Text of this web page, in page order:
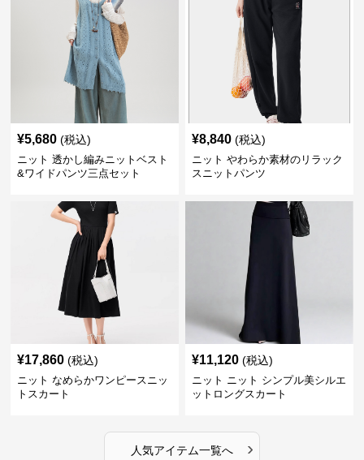
¥5,680 (税込)
ニット 透かし編みニットベスト
&ワイドパンツ三点セット
¥8,840 (税込)
ニット やわらか素材のリラック
スニットパンツ
¥17,860 (税込)
ニット なめらかワンピースニッ
トスカート
¥11,120 (税込)
ニット ニット シンプル美シルエ
ットロングスカート
人気アイテム一覧へ ›